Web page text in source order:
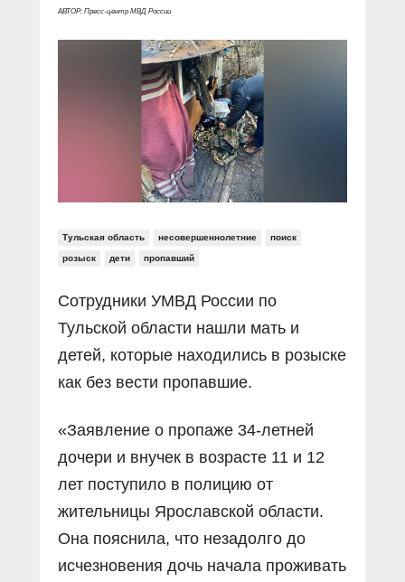
Социальные ролики
Специальный репортаж
КиберПОСТОВОЙ
Журнал «Полиция России»
АВТОР: Пресс-центр МВД России
Тульская область несовершеннолетние поиск
розыск дети пропавший
Сотрудники УМВД России по
Тульской области нашли мать и
детей, которые находились в розыске
как без вести пропавшие.
«Заявление о пропаже 34-летней
дочери и внучек в возрасте 11 и 12
лет поступило в полицию от
жительницы Ярославской области.
Она пояснила, что незадолго до
исчезновения дочь начала проживать